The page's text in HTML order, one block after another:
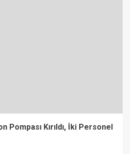
Pompası Kırıldı, İki Personel